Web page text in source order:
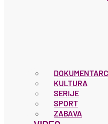
KULTURA
SERIJE
SPORT
ZABAVA